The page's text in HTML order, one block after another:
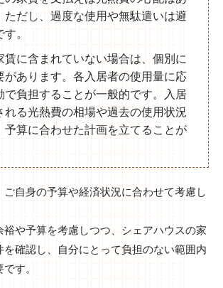
ただし、過度な使用や無駄遣いは避
。
賃に含まれていない場合は、個別に
があります。各入居者の使用量に応
で負担することが一般的です。入居
れる光熱費の相場や過去の使用状況
予算に合わせた計画を立てることが
自身の予算や経済状況に合わせて考慮し
裕や予算を考慮しつつ、シェアハウスの家
確認し、自分にとって負担のない範囲内
す。